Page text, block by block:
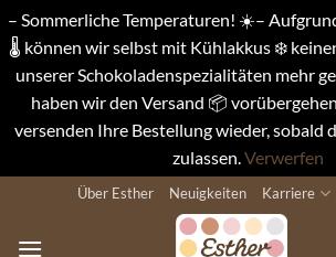
– Sommerliche Temperaturen! ☀️–
🌡️ können wir selbst mit Kühlakkus ❄️
unserer Schokoladenspezialitäten mehr
haben wir den Versand 📦
versenden Ihre Bestellung wieder, sobald
zulassen.Verwerfen
springen
Über Esther Neuigkeiten Karriere